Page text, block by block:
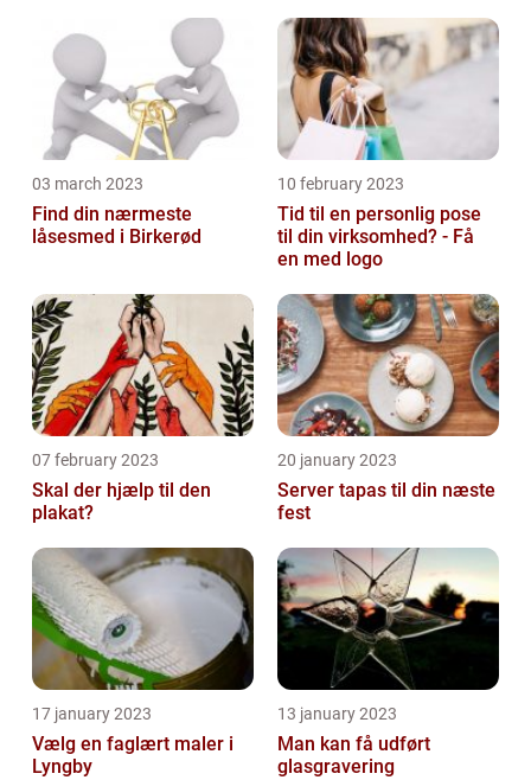
03 march 2023
Find din nærmeste
låsesmed i Birkerød
10 february 2023
Tid til en personlig pose
til din virksomhed? - Få
en med logo
07 february 2023
Skal der hjælp til den
plakat?
20 january 2023
Server tapas til din næste
fest
17 january 2023
Vælg en faglært maler i
Lyngby
13 january 2023
Man kan få udført
glasgravering